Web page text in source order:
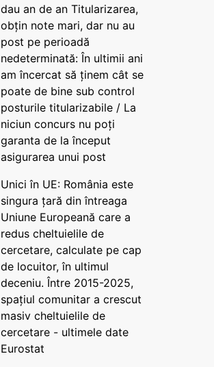
dau an de an Titularizarea,
obțin note mari, dar nu au
post pe perioadă
nedeterminată: În ultimii ani
am încercat să ținem cât se
poate de bine sub control
posturile titularizabile / La
niciun concurs nu poți
garanta de la început
asigurarea unui post
Unici în UE: România este
singura țară din întreaga
Uniune Europeană care a
redus cheltuielile de
cercetare, calculate pe cap
de locuitor, în ultimul
deceniu. Între 2015-2025,
spațiul comunitar a crescut
masiv cheltuielile de
cercetare - ultimele date
Eurostat